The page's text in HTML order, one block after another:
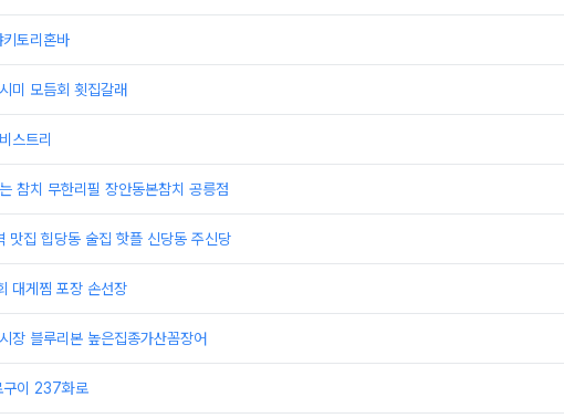
토리혼바
미 모듬회 횟집갈래
스트리
참치 무한리필 장안동본참치 공릉점
맛집 힙당동 술집 핫플 신당동 주신당
대게찜 포장 손선장
장 블루리본 높은집종가산꼼장어
구이 237화로